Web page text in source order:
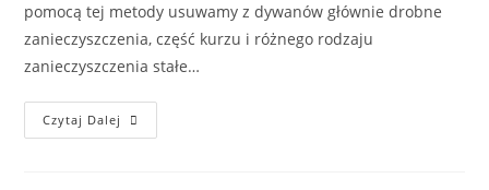
pomocą tej metody usuwamy z dywanów głównie drobne
zanieczyszczenia, część kurzu i różnego rodzaju
zanieczyszczenia stałe…
Czytaj Dalej